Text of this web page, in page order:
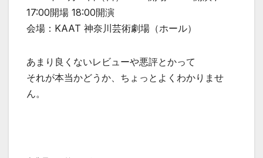
17:00開場 18:00開演
会場：KAAT 神奈川芸術劇場（ホール）
あまり良くないレビューや悪評とかって
それが本当かどうか、ちょっとよくわかりませ
ん。